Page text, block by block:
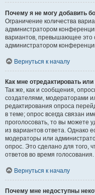
Почему я не могу добавить
Ограничение количества
администратором
вариантов, превышающее это
администратором
Вернуться к началу
Как мне отредактировать
Так же, как и сообщения,
создателями, модераторами
редактирования опроса
в теме; опрос всегда связан
проголосовать, то вы можете
из вариантов ответа. Однако
модераторы или
опрос. Это сделано для того,
ответов во время голосования.
Вернуться к началу
Почему мне недоступны